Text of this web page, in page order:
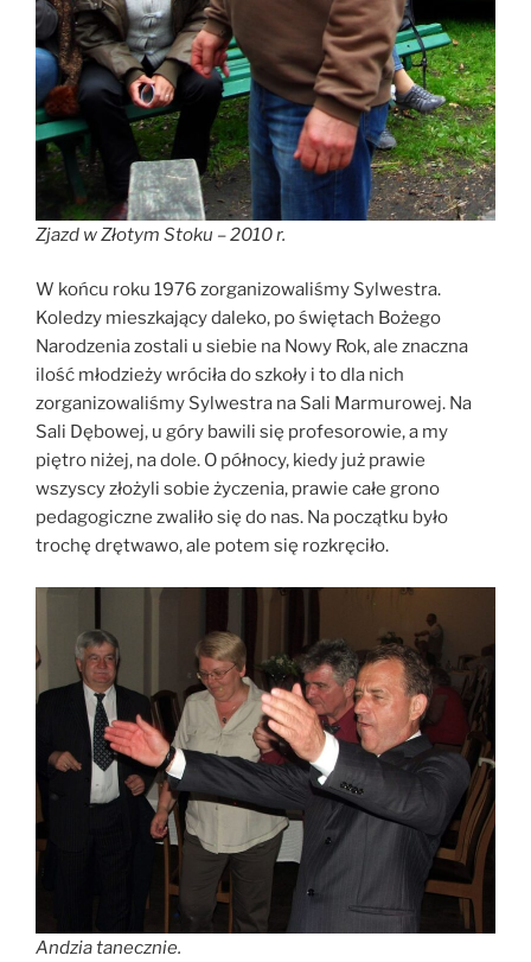
Zjazd w Złotym Stoku – 2010 r.
W końcu roku 1976 zorganizowaliśmy Sylwestra.
Koledzy mieszkający daleko, po świętach Bożego
Narodzenia zostali u siebie na Nowy Rok, ale znaczna
ilość młodzieży wróciła do szkoły i to dla nich
zorganizowaliśmy Sylwestra na Sali Marmurowej. Na
Sali Dębowej, u góry bawili się profesorowie, a my
piętro niżej, na dole. O północy, kiedy już prawie
wszyscy złożyli sobie życzenia, prawie całe grono
pedagogiczne zwaliło się do nas. Na początku było
trochę drętwawo, ale potem się rozkręciło.
Andzia tanecznie.